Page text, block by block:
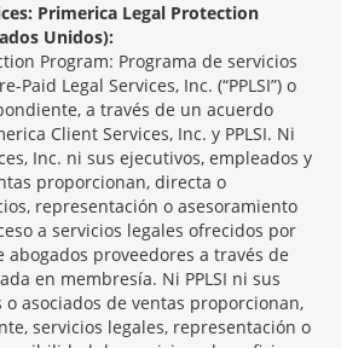
Primerica Legal Protection
Unidos):
Program: Programa de servicios
Paid Legal Services, Inc. (“PPLSI”) o
a través de un acuerdo
Client Services, Inc. y PPLSI. Ni
Inc. ni sus ejecutivos, empleados y
proporcionan, directa o
representación o asesoramiento
a servicios legales ofrecidos por
proveedores a través de
en membresía. Ni PPLSI ni sus
asociados de ventas proporcionan,
servicios legales, representación o